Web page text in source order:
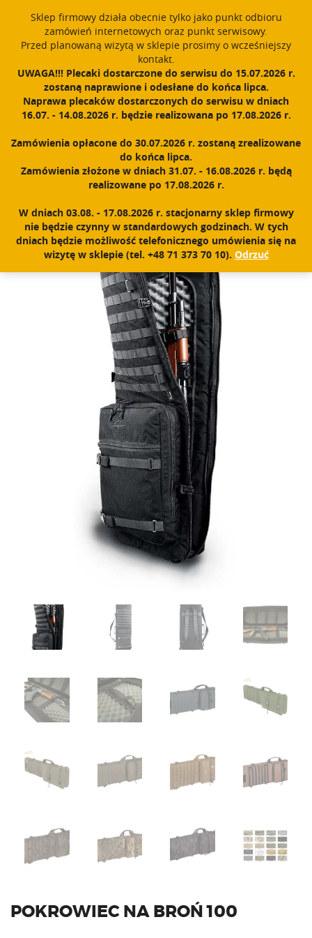
{dataLayer.push(arguments);} gtag('js', new Date()); gtag('config',
'UA-11892555-1');
PROUDLY MADE IN POLAND SINCE 1984 Polski
Zarejestruj się Zaloguj się 0
N
w
g
j
a
Torby i futerały|Pokrowiec na broń 100
POKROWIEC NA BROŃ 100
Sklep firmowy działa obecnie tylko jako punkt odbioru
zamówień internetowych oraz punkt serwisowy.
Przed planowaną wizytą w sklepie prosimy o wcześniejszy
kontakt.
UWAGA!!! Plecaki dostarczone do serwisu do 15.07.2026 r.
zostaną naprawione i odesłane do końca lipca.
Naprawa plecaków dostarczonych do serwisu w dniach
16.07. - 14.08.2026 r. będzie realizowana po 17.08.2026 r.
Zamówienia opłacone do 30.07.2026 r. zostaną zrealizowane
do końca lipca.
Zamówienia złożone w dniach 31.07. - 16.08.2026 r. będą
realizowane po 17.08.2026 r.
W dniach 03.08. - 17.08.2026 r. stacjonarny sklep firmowy
nie będzie czynny w standardowych godzinach. W tych
dniach będzie możliwość telefonicznego umówienia się na
wizytę w sklepie (tel. +48 71 373 70 10). Odrzuć